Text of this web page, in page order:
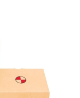
sustitución
del propio